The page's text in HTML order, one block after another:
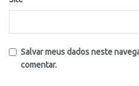
Salvar meus dados neste
comentar.